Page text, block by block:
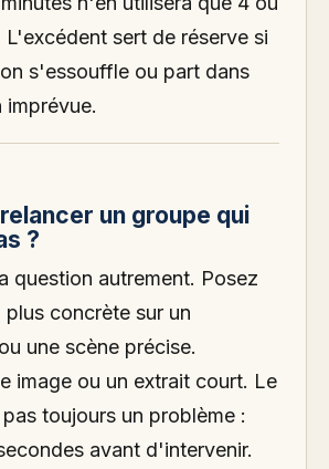
L'excédent sert de réserve si
s'essouffle ou part dans
imprévue.
un groupe qui
?
question autrement. Posez
plus concrète sur un
une scène précise.
image ou un extrait court. Le
toujours un problème :
avant d'intervenir.